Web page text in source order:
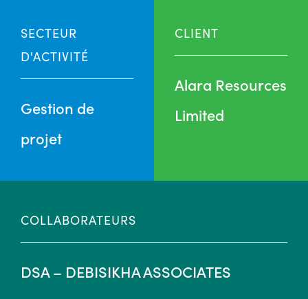
SECTEUR
D'ACTIVITÉ
Gestion de
projet
CLIENT
Alara Resources
Limited
COLLABORATEURS
DSA – DEBISIKHA ASSOCIATES